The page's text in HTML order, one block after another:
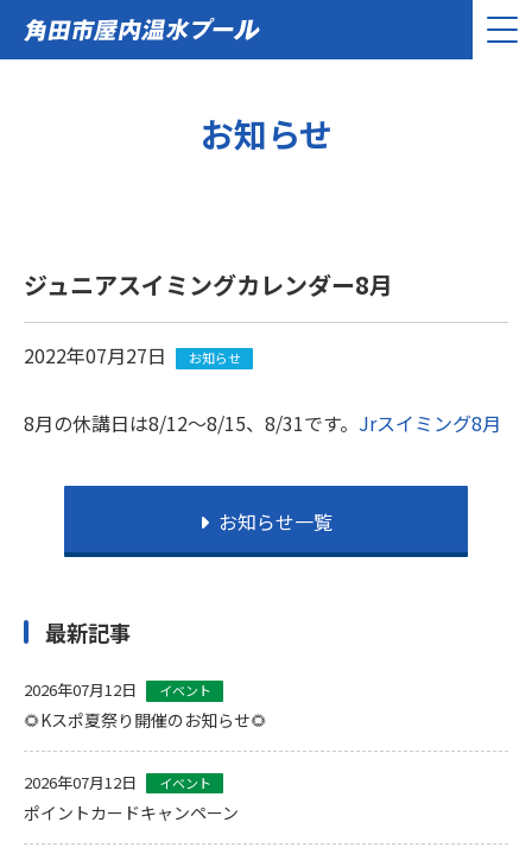
お知らせ
ジュニアスイミングカレンダー8月
2022年07月27日 お知らせ
8月の休講日は8/12～8/15、8/31です。 Jrスイミング8月
お知らせ一覧
最新記事
2026年07月12日 イベント
🌻Kスポ夏祭り開催のお知らせ🌻
2026年07月12日 イベント
ポイントカードキャンペーン